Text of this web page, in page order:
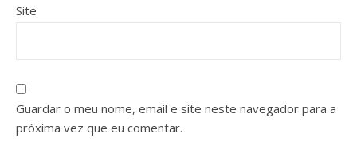
Site
Guardar o meu nome, email e site neste navegador para a
próxima vez que eu comentar.